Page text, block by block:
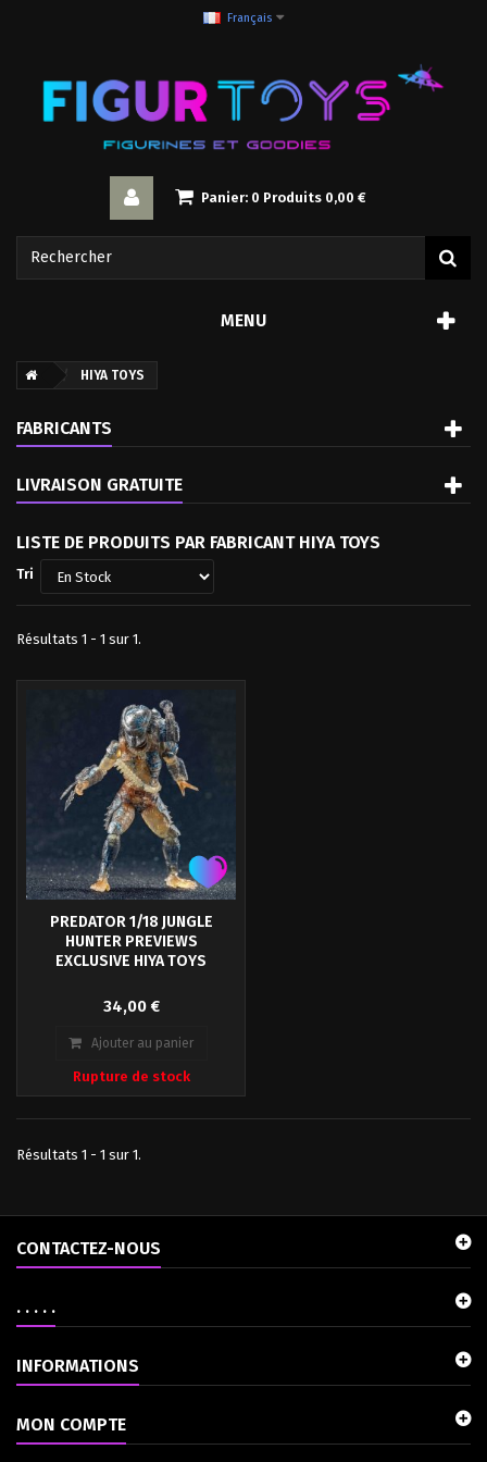
Français
Panier: 0 Produits 0,00 €
MENU
HIYA TOYS
FABRICANTS
LIVRAISON GRATUITE
LISTE DE PRODUITS PAR FABRICANT HIYA TOYS
Tri
Résultats 1 - 1 sur 1.
PREDATOR 1/18 JUNGLE
HUNTER PREVIEWS
EXCLUSIVE HIYA TOYS
Hiya présente pour la collection
exclusive 1/18 Scale Previews la
figurine Jungle Hunter Water
"Predator". Emballage boîte-
fenêtre.
34,00 €
Ajouter au panier
Rupture de stock
Résultats 1 - 1 sur 1.
CONTACTEZ-NOUS
. . . . .
INFORMATIONS
MON COMPTE